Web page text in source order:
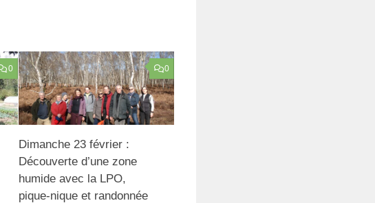
0 0
Dimanche 23 février :
Découverte d’une zone
humide avec la LPO,
pique-nique et randonnée